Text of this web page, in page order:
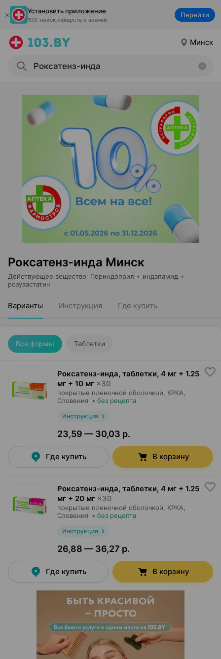
Установить приложение
103: поиск лекарств и врачей
Перейти
Минск
Роксатенз-инда Минск
Действующее вещество: Периндоприл + индапамид +
розувастатин
Варианты Инструкция Где купить
Все формы Таблетки
Роксатенз-инда, таблетки, 4 мг + 1.25
мг + 10 мг ×30
покрытые пленочной оболочкой, КРКА
Словения • без рецепта
Инструкция
23,59 — 30,03 р.
Где купить В корзину
Роксатенз-инда, таблетки, 4 мг + 1.25
мг + 20 мг ×30
покрытые пленочной оболочкой, КРКА
Словения • без рецепта
Инструкция
26,88 — 36,27 р.
Где купить В корзину